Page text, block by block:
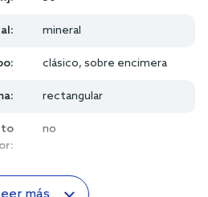
mineral
clásico, sobre encimera
rectangular
no